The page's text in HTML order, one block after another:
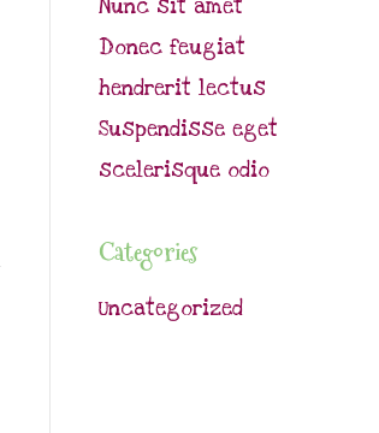
Nunc sit amet
Donec feugiat
hendrerit lectus
Suspendisse eget
scelerisque odio
Categories
Uncategorized